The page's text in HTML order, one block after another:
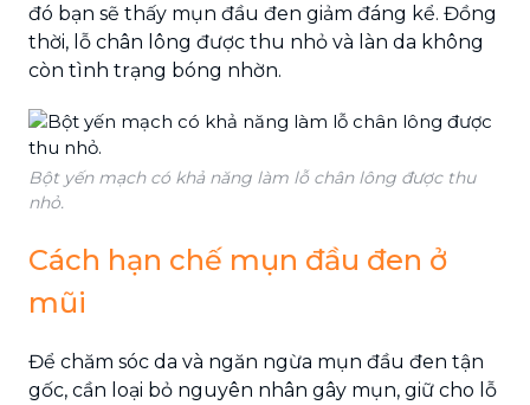
đó bạn sẽ thấy mụn đầu đen giảm đáng kể. Đồng
thời, lỗ chân lông được thu nhỏ và làn da không
còn tình trạng bóng nhờn.
Bột yến mạch có khả năng làm lỗ chân lông được thu
nhỏ.
Cách hạn chế mụn đầu đen ở
mũi
Để chăm sóc da và ngăn ngừa mụn đầu đen tận
gốc, cần loại bỏ nguyên nhân gây mụn, giữ cho lỗ